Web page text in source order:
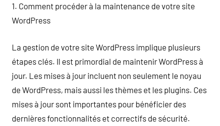
1. Comment procéder à la maintenance de votre site
WordPress
La gestion de votre site WordPress implique plusieurs
étapes clés. Il est primordial de maintenir WordPress à
jour. Les mises à jour incluent non seulement le noyau
de WordPress, mais aussi les thèmes et les plugins. Ces
mises à jour sont importantes pour bénéficier des
dernières fonctionnalités et correctifs de sécurité.